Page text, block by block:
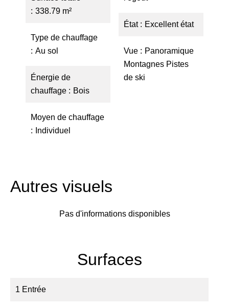
338.79 m²
Type de chauffage
Au sol
Énergie de
chauffage
Bois
Moyen de chauffage
Individuel
État Excellent état
Vue
Panoramique
Montagnes Pistes
de ski
Autres visuels
Pas d'informations disponibles
Surfaces
1 Entrée